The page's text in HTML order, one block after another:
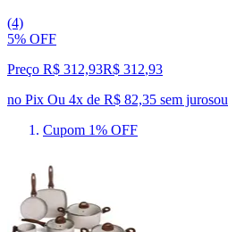
(4)
5% OFF
Preço R$ 312,93R$ 312,93
no Pix Ou 4x de R$ 82,35 sem jurosou
Cupom 1% OFF